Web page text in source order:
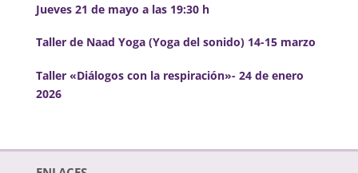
Jueves 21 de mayo a las 19:30 h
Taller de Naad Yoga (Yoga del sonido) 14-15 marzo
Taller «Diálogos con la respiración»- 24 de enero
2026